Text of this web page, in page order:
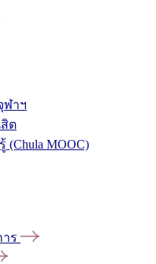
ฬาฯ
ต
MOOC)
ร